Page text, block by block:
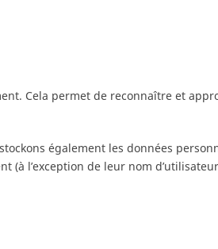
Cela permet de reconnaître et
également les données
l’exception de leur nom